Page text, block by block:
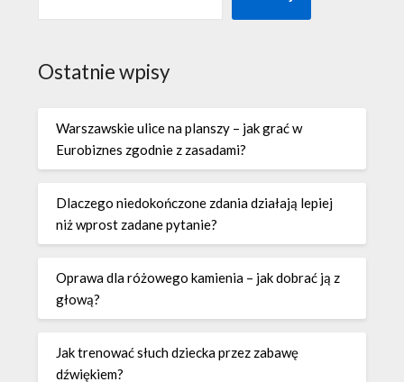
Ostatnie wpisy
Warszawskie ulice na planszy – jak grać w
Eurobiznes zgodnie z zasadami?
Dlaczego niedokończone zdania działają lepiej
niż wprost zadane pytanie?
Oprawa dla różowego kamienia – jak dobrać ją z
głową?
Jak trenować słuch dziecka przez zabawę
dźwiękiem?